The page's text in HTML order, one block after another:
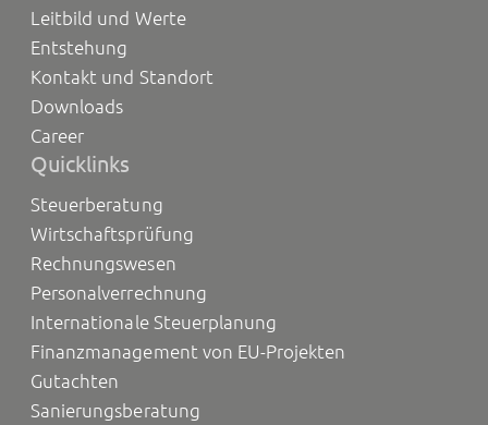
Leitbild und Werte
Entstehung
Kontakt und Standort
Downloads
Career
Quicklinks
Steuerberatung
Wirtschaftsprüfung
Rechnungswesen
Personalverrechnung
Internationale Steuerplanung
Finanzmanagement von EU-Projekten
Gutachten
Sanierungsberatung